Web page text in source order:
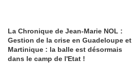
La Chronique de Jean-Marie NOL :
Gestion de la crise en Guadeloupe et
Martinique : la balle est désormais
dans le camp de l'Etat !